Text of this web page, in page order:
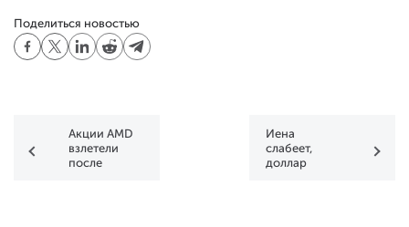
Поделиться новостью
Акции AMD
взлетели
после
Иена
слабеет,
доллар